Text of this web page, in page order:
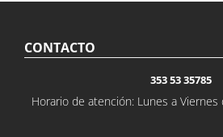
CONTACTO
353 53 35785
Horario de atención: Lunes a